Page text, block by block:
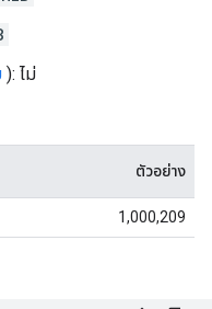
): ไม่
ตัวอย่าง
1,000,209